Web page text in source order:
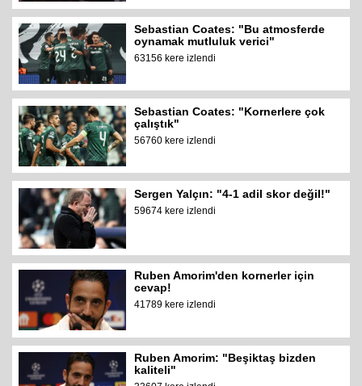
Sebastian Coates: "Bu atmosferde
oynamak mutluluk verici"
63156 kere izlendi
Sebastian Coates: "Kornerlere çok
çalıştık"
56760 kere izlendi
Sergen Yalçın: "4-1 adil skor değil!"
59674 kere izlendi
Ruben Amorim'den kornerler için
cevap!
41789 kere izlendi
Ruben Amorim: "Beşiktaş bizden
kaliteli"